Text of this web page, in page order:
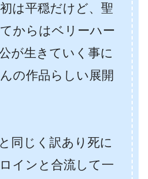
は平穏だけど、聖
からはベリーハー
が生きていく事に
の作品らしい展開
同じく訳あり死に
インと合流して一